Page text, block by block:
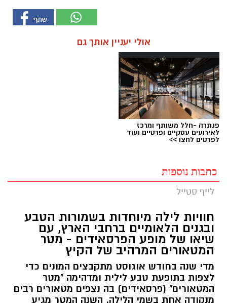
אולי יעניין אותך גם
פנתרה -חלל משותף ומרכז
לאירועים עסקיים ופרטיים ועוד
לפרטים לחצו >>
כתבות נוספות
לייף סטייל
חוויות לילה מיוחדות בשמורות הטבע
ובגנים הלאומיים ברחבי הארץ, עם
שיאו של מופע הפרסאידים - מטר
המטאורים המרהיב של הקיץ
מדי שנה בחודש אוגוסט מתקבצים המונים כדי
לצפות בתופעת טבע לילית ומדהימה "מטר
המטאורים" (פרסאידים) בה נצפים מטאורים רבים
מנקודה אחת בשמי הלילה. השנה המטר מגיע